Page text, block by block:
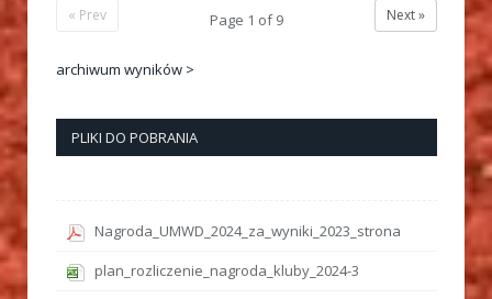
Next »
Page 1 of9
« Prev
archiwum wyników >
PLIKI DO POBRANIA
Nagroda_UMWD_2024_za_wyniki_2023_strona
plan_rozliczenie_nagroda_kluby_2024-3